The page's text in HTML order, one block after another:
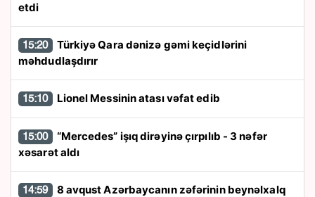
etdi
15:20
məhdudlaşdırır
15:10 Lionel Messinin atası vəfat edib
15:00
xəsarət aldı
14:59